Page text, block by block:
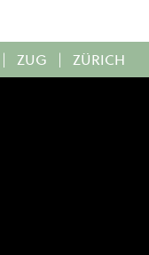
| ZUG | ZÜRICH